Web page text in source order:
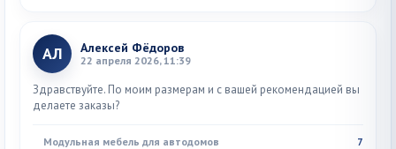
АЛ Алексей Фёдоров
22 апреля 2026, 11:39
Здравствуйте. По моим размерам и с вашей рекомендацией вы
делаете заказы?
Модульная мебель для автодомов 7